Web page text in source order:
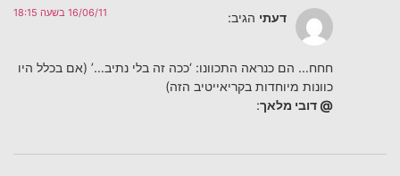
דעתי הגיב: 16/06/11 בשעה 18:15
חחח… הם כנראה התכוונו: ‘ככה זה בלי נתיב…’ (אם בכלל היו
כוונות מיוחדות בקריאייטיב הזה)
@ דובי מלאך: